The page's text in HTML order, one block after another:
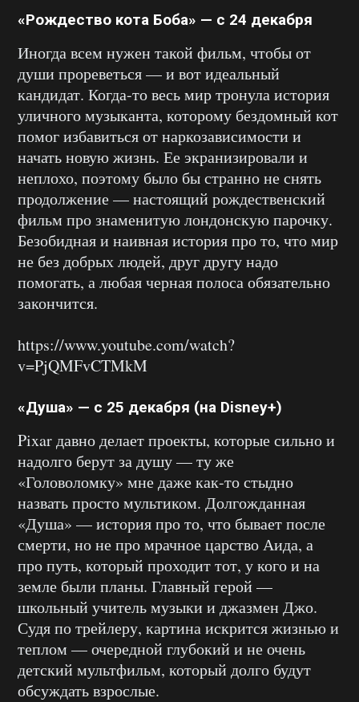
«Рождество кота Боба» — с 24 декабря
Иногда всем нужен такой фильм, чтобы от
души прореветься — и вот идеальный
кандидат. Когда-то весь мир тронула история
уличного музыканта, которому бездомный кот
помог избавиться от наркозависимости и
начать новую жизнь. Ее экранизировали и
неплохо, поэтому было бы странно не снять
продолжение — настоящий рождественский
фильм про знаменитую лондонскую парочку.
Безобидная и наивная история про то, что мир
не без добрых людей, друг другу надо
помогать, а любая черная полоса обязательно
закончится.
https://www.youtube.com/watch?
v=PjQMFvCTMkM
«Душа» — с 25 декабря (на Disney+)
Pixar давно делает проекты, которые сильно и
надолго берут за душу — ту же
«Головоломку» мне даже как-то стыдно
назвать просто мультиком. Долгожданная
«Душа» — история про то, что бывает после
смерти, но не про мрачное царство Аида, а
про путь, который проходит тот, у кого и на
земле были планы. Главный герой —
школьный учитель музыки и джазмен Джо.
Судя по трейлеру, картина искрится жизнью и
теплом — очередной глубокий и не очень
детский мультфильм, который долго будут
обсуждать взрослые.